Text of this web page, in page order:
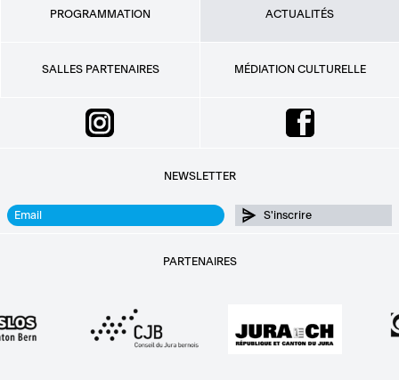
PROGRAMMATION ACTUALITÉS
SALLES PARTENAIRES MÉDIATION CULTURELLE
NEWSLETTER
PARTENAIRES